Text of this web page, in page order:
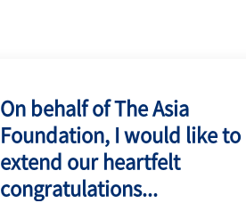
On behalf of The Asia
Foundation, I would like to
extend our heartfelt
congratulations...